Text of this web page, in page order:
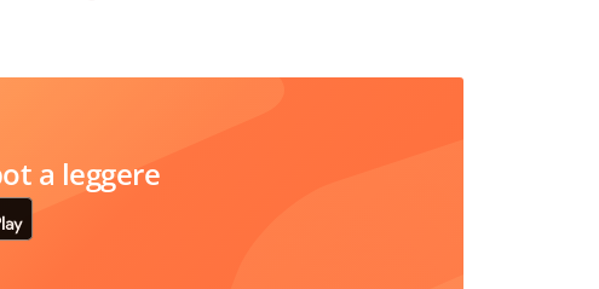
a leggere